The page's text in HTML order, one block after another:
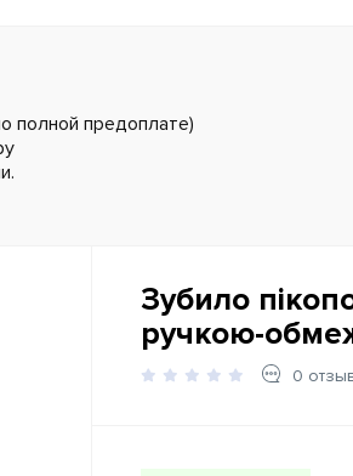
полной предоплате)
Зубило
ручкою-
0